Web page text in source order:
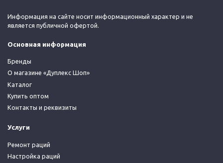
Информация на сайте носит информационный характер и не
является публичной офертой.
Основная информация
Бренды
О магазине «Дуплекс Шоп»
Каталог
Купить оптом
Контакты и реквизиты
Услуги
Ремонт раций
Настройка раций